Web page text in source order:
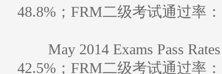
48.8%；FRM二级考试通过率
May 2014 Exams Pass
42.5%；FRM二级考试通过率